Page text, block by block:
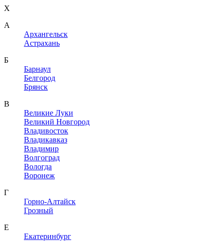
X
A
Архангельск
Астрахань
Б
Барнаул
Белгород
Брянск
В
Великие Луки
Великий Новгород
Владивосток
Владикавказ
Владимир
Волгоград
Вологда
Воронеж
Г
Горно-Алтайск
Грозный
Е
Екатеринбург